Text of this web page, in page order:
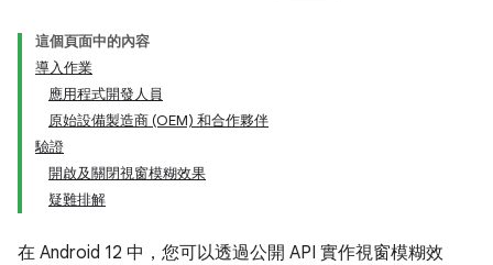
這個頁面中的內容
導入作業
應用程式開發人員
原始設備製造商 (OEM) 和合作夥伴
驗證
開啟及關閉視窗模糊效果
疑難排解
在 Android 12 中，您可以透過公開 API 實作視窗模糊效